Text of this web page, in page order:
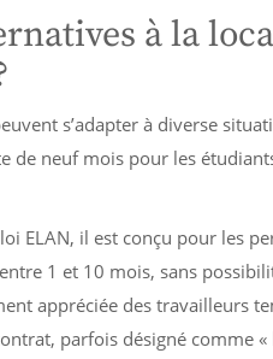
à la
s’adapter à diverse
de neuf mois pour les
ELAN, il est conçu pour les
1 et 10 mois, sans
appréciée des travailleurs
parfois désigné comme